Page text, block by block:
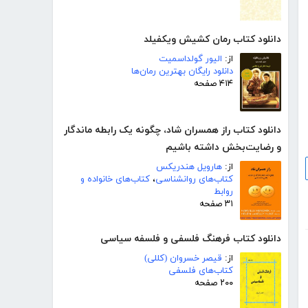
دانلود کتاب رمان کشیش ویکفیلد
از: الیور گولداسمیت
دانلود رایگان بهترین رمان‌ها
۴۱۴ صفحه
دانلود کتاب راز همسران شاد، چگونه یک رابطه ماندگار
و رضایت‌بخش داشته باشیم
از: هارویل هندریکس
کتاب‌های روانشناسی، کتاب‌های خانواده و
روابط
۳۱ صفحه
دانلود کتاب فرهنگ فلسفی و فلسفه سیاسی
از: قیصر خسروان (کللی)
کتاب‌های فلسفی
۲۰۰ صفحه